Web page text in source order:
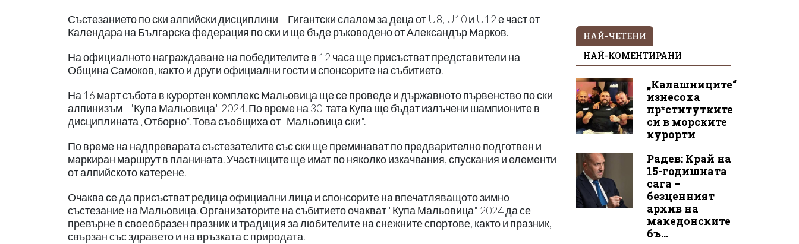
Състезанието по ски алпийски дисциплини – Гигантски слалом за деца от U8, U10 и U12 е част от
Календара на Българска федерация по ски и ще бъде ръководено от Александър Марков.
На официалното награждаване на победителите в 12 часа ще присъстват представители на
Община Самоков, както и други официални гости и спонсорите на събитието.
На 16 март събота в курортен комплекс Мальовица ще се проведе и държавното първенство по ски-
алпинизъм - "Купа Мальовица" 2024. По време на 30-тата Купа ще бъдат излъчени шампионите в
дисциплината „Отборно“. Това съобщиха от "Мальовица ски".
По време на надпреварата състезателите със ски ще преминават по предварително подготвен и
маркиран маршрут в планината. Участниците ще имат по няколко изкачвания, спускания и елементи
от алпийското катерене.
Очаква се да присъстват редица официални лица и спонсорите на впечатляващото зимно
състезание на Мальовица. Организаторите на събитието очакват "Купа Мальовица" 2024 да се
превърне в своеобразен празник и традиция за любителите на снежните спортове, както и празник,
свързан със здравето и на връзката с природата.
НАЙ-ЧЕТЕНИ
НАЙ-КОМЕНТИРАНИ
„Калашниците“
изнесоха
пр*ститутките
си в морските
курорти
Радев: Край на
15-годишната
сага –
безценният
архив на
македонските
бъ...